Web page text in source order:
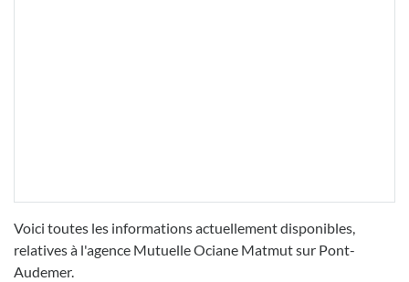
Voici toutes les informations actuellement disponibles,
relatives à l'agence Mutuelle Ociane Matmut sur Pont-
Audemer.